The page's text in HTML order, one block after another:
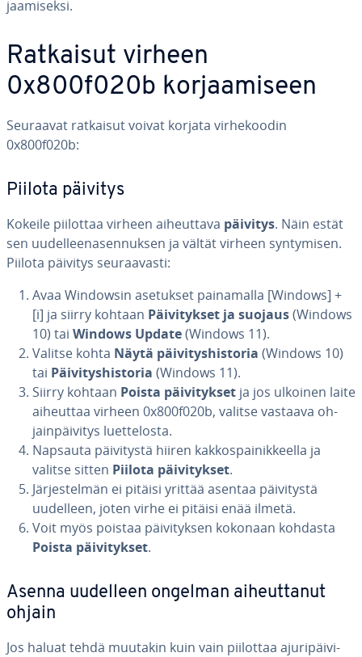
jaa­mi­sek­si.
Ratkaisut virheen
0x800f020b kor­jaa­mi­seen
Seuraavat ratkaisut voivat korjata vir­he­koo­din
0x800f020b:
Piilota päivitys
Kokeile piilottaa virheen ai­heut­ta­va päivitys. Näin estät
sen uu­del­lee­na­sen­nuk­sen ja vältät virheen syn­ty­mi­sen.
Piilota päivitys seu­raa­vas­ti:
Avaa Windowsin asetukset pai­na­mal­la [Windows] +
[i] ja siirry kohtaan Päi­vi­tyk­set ja suojaus(Windows
10) tai Windows Update(Windows 11).
Valitse kohta Näytä päi­vi­tys­his­to­ria (Windows 10)
tai Päi­vi­tys­his­to­ria (Windows 11).
Siirry kohtaan Poista päi­vi­tyk­set ja jos ulkoinen laite
aiheuttaa virheen 0x800f020b, valitse vastaava oh­
jain­päi­vi­tys luet­te­los­ta.
Napsauta päi­vi­tys­tä hiiren kak­kos­pai­nik­keel­la ja
valitse sitten Piilota päi­vi­tyk­set.
Jär­jes­tel­män ei pitäisi yrittää asentaa päi­vi­tys­tä
uudelleen, joten virhe ei pitäisi enää ilmetä.
Voit myös poistaa päi­vi­tyk­sen kokonaan kohdasta
Poista päi­vi­tyk­set.
Asenna uudelleen ongelman ai­heut­ta­nut
ohjain
Jos haluat tehdä muutakin kuin vain piilottaa aju­ri­päi­vi­